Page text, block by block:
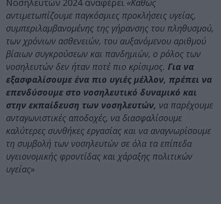
αντιμετωπίζουμε παγκόσμιες προκλήσεις υγείας,
συμπεριλαμβανομένης της γήρανσης του πληθυσμού,
των χρόνιων ασθενειών, του αυξανόμενου αριθμού
βίαιων συγκρούσεων και πανδημιών, ο ρόλος των
νοσηλευτών δεν ήταν ποτέ πιο κρίσιμος. Για να
εξασφαλίσουμε ένα πιο υγιές μέλλον, πρέπει να
επενδύσουμε στο νοσηλευτικό δυναμικό και
στην εκπαίδευση των νοσηλευτών, να παρέχουμε
ανταγωνιστικές αποδοχές, να διασφαλίσουμε
καλύτερες συνθήκες εργασίας και να αναγνωρίσουμε
τη συμβολή των νοσηλευτών σε όλα τα επίπεδα
υγειονομικής φροντίδας και χάραξης πολιτικών
υγείας»